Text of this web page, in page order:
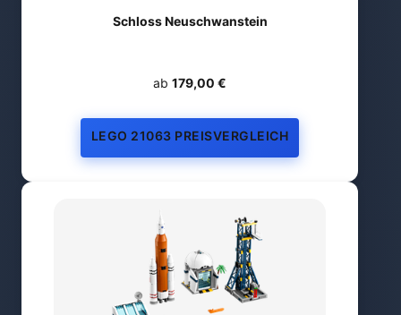
Schloss Neuschwanstein
ab 179,00 €
LEGO 21063 PREISVERGLEICH